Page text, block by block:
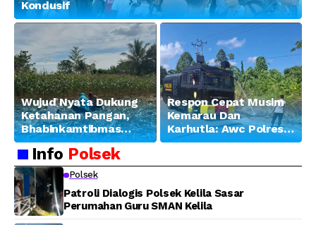
Kondusif
Wujud Nyata Dukung
Ketahanan Pangan,
Bhabinkamtibmas
Banjar Ausoy Turun
Langsung Bantu
Warga Panen Jagung
Respon Cepat Musim
Kemarau Dan
Karhutla: Awc Polres
Teluk Bintuni
Lahan di Jalan Poros
Info Polsek
Polsek
Patroli Dialogis Polsek Kelila Sasar
Perumahan Guru SMAN Kelila